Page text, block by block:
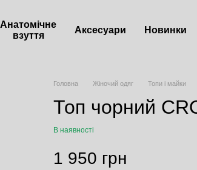
Анатомічне
взуття
Аксесуари Новинки
Головна Жіночий одяг Топи і майки
Топ чорний
В наявності
1 950 грн